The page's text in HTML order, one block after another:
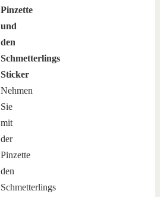
Pinzette
und
den
Schmetterlings
Sticker
Nehmen
Sie
mit
der
Pinzette
den
Schmetterlings